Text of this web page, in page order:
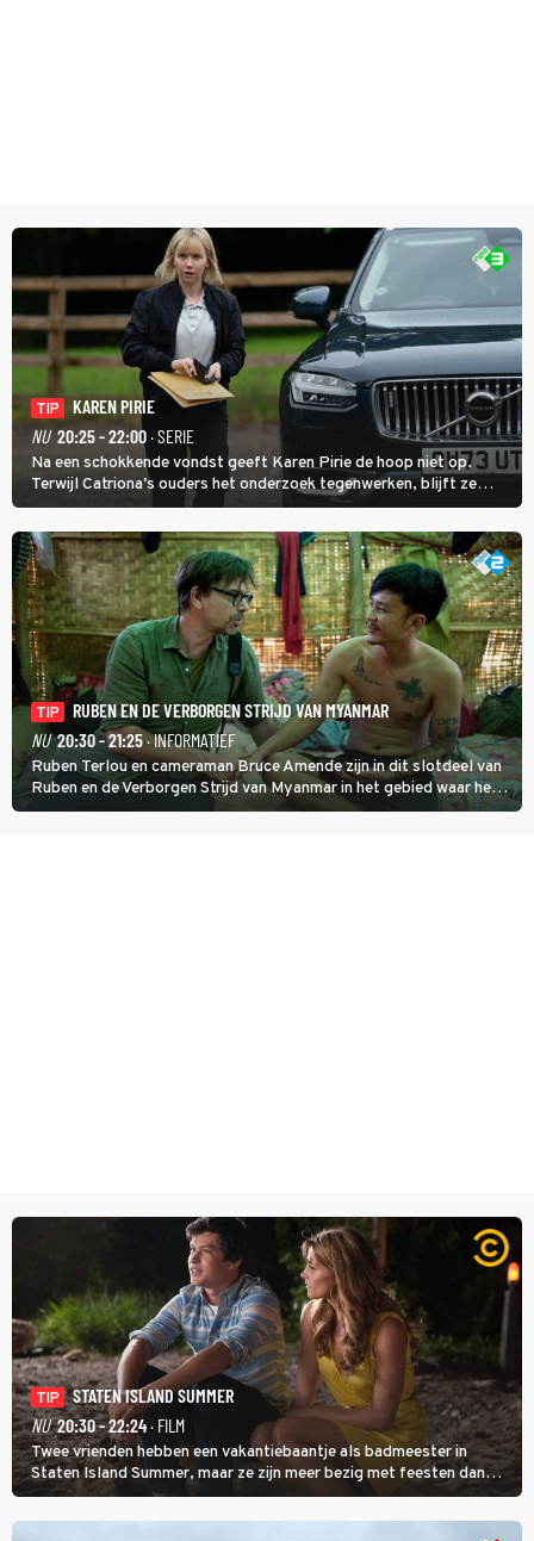
TIP
KAREN PIRIE
NU 20:25 - 22:00· SERIE
Na een schokkende vondst geeft Karen Pirie de hoop niet op.
Terwijl Catriona's ouders het onderzoek tegenwerken, blijft ze
speuren naar Adam. In deze slotaflevering van Karen Pirie leidt het
spoor via Frankrijk en Italië naar Malta.
TIP
RUBEN EN DE VERBORGEN STRIJD VAN MYANMAR
NU 20:30 - 21:25· INFORMATIEF
Ruben Terlou en cameraman Bruce Amende zijn in dit slotdeel van
Ruben en de Verborgen Strijd van Myanmar in het gebied waar het
KNDF-rebellenleger de scepter zwaait. De rebellenleider zet zich
TIP
STATEN ISLAND SUMMER
NU 20:30 - 22:24· FILM
Twee vrienden hebben een vakantiebaantje als badmeester in
Staten Island Summer, maar ze zijn meer bezig met feesten dan
met werken.